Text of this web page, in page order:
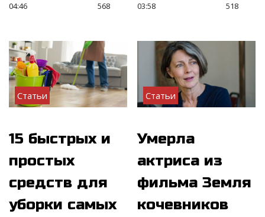
04:46
568
03:58
518
Статьи
15 быстрых и
простых
средств для
уборки самых
Статьи
Умерла
актриса из
фильма Земля
кочевников